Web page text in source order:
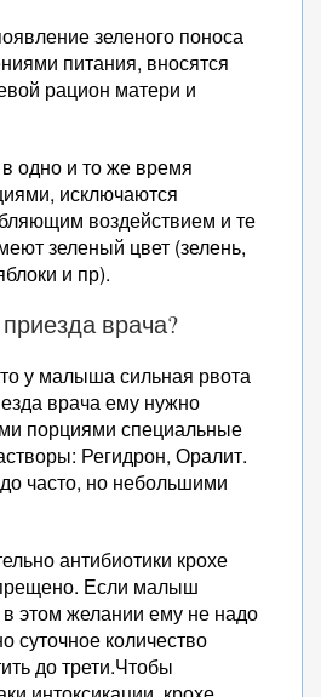
зеленого поноса
питания, вносятся
рацион матери и
одно и то же время
исключаются
воздействием и те
зеленый цвет (зелень,
и пр).
врача?
у малыша сильная рвота
врача ему нужно
порциями специальные
Регидрон, Оралит.
часто, но небольшими
антибиотики крохе
Если малыш
в этом желании ему не надо
суточное количество
до трети.Чтобы